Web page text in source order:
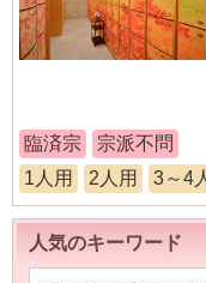
臨済宗
宗派不問
1人用
2人用 3～4
人気のキーワード